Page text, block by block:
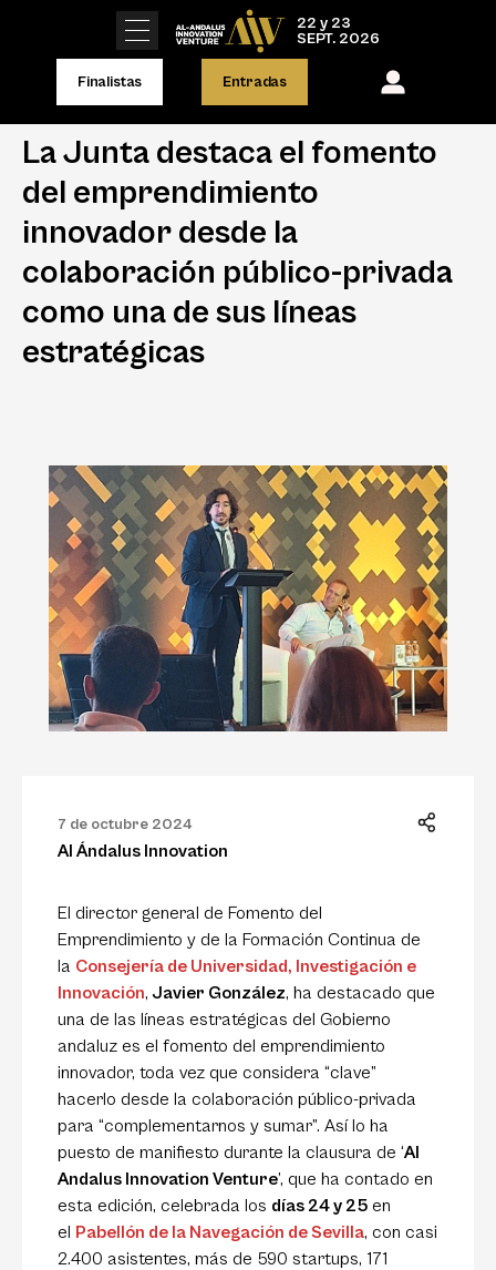
22 y 23
SEPT. 2026
Finalistas Entradas
La Junta destaca el fomento
del emprendimiento
innovador desde la
colaboración público-privada
como una de sus líneas
estratégicas
7 de octubre 2024
Al Ándalus Innovation
El director general de Fomento del
Emprendimiento y de la Formación Continua de
la Consejería de Universidad, Investigación e
Innovación,Javier González, ha destacado que
una de las líneas estratégicas del Gobierno
andaluz es el fomento del emprendimiento
innovador, toda vez que considera “clave”
hacerlo desde la colaboración público-privada
para “complementarnos y sumar”. Así lo ha
puesto de manifiesto durante la clausura de ‘Al
Andalus Innovation Venture’, que ha contado en
esta edición, celebrada los días 24 y 25 en
el Pabellón de la Navegación de Sevilla, con casi
2.400 asistentes, más de 590 startups, 171